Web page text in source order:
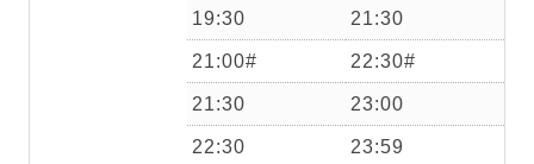
19:30 21:30
21:00# 22:30#
21:30 23:00
22:30 23:59